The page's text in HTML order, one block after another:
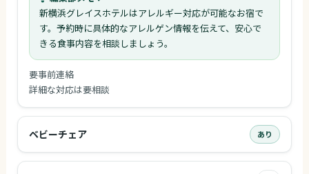
新横浜グレイスホテルはアレルギー対応が可能なお宿で
す。予約時に具体的なアレルゲン情報を伝えて、安心で
きる食事内容を相談しましょう。
要事前連絡
詳細な対応は要相談
ベビーチェア あり